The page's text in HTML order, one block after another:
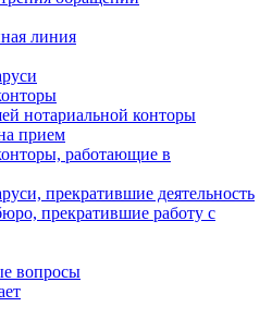
линия
нотариальной конторы
прием
работающие в
прекратившие деятельность
прекратившие работу с
вопросы